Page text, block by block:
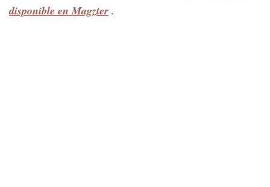
disponible en Magzter .